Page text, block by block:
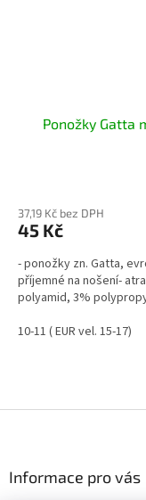
Ponožky Gatta
37,19 Kč bez DPH
45 Kč
- ponožky zn. Gatta,
příjemné na nošení-
polyamid, 3%
10-11 ( EUR vel. 15-17)
Informace pro vás